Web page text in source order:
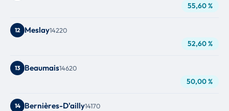
55,60 %
12 Meslay14220
52,60 %
13 Beaumais14620
50,00 %
14 Bernières-D'ailly14170